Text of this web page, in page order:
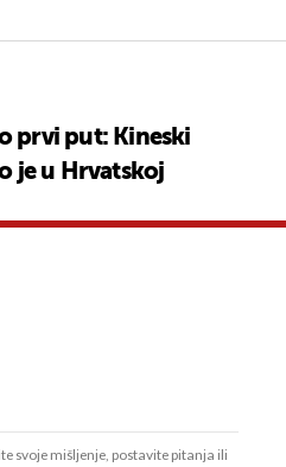
prvi put: Kineski
je u Hrvatskoj
svoje mišljenje, postavite pitanja ili